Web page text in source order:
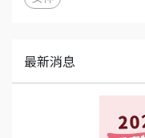
最新消息